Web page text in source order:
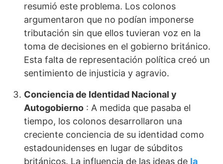
resumió este problema. Los colonos
argumentaron que no podían imponerse
tributación sin que ellos tuvieran voz en la
toma de decisiones en el gobierno británico.
Esta falta de representación política creó un
sentimiento de injusticia y agravio.
Conciencia de Identidad Nacional y
Autogobierno : A medida que pasaba el
tiempo, los colonos desarrollaron una
creciente conciencia de su identidad como
estadounidenses en lugar de súbditos
británicos. La influencia de las ideas de la